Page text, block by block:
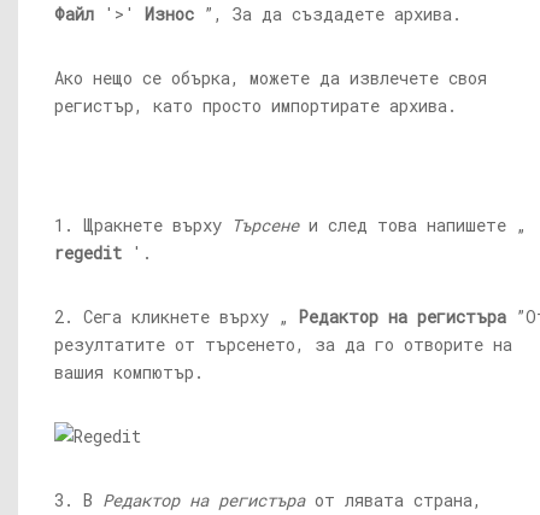
Файл '>' Износ ”, За да създадете архива.
Ако нещо се обърка, можете да извлечете своя
регистър, като просто импортирате архива.
1. Щракнете върху Търсенеи след това напишете „
regedit '.
2. Сега кликнете върху „ Редактор на регистъра
резултатите от търсенето, за да го отворите на
вашия компютър.
3. В Редактор на регистъраот лявата страна,